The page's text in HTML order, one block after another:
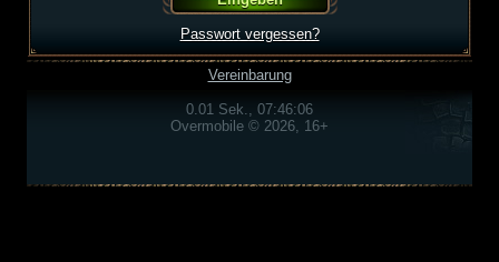
Passwort vergessen?
Vereinbarung
0.01 Sek., 07:46:06
Overmobile © 2026, 16+